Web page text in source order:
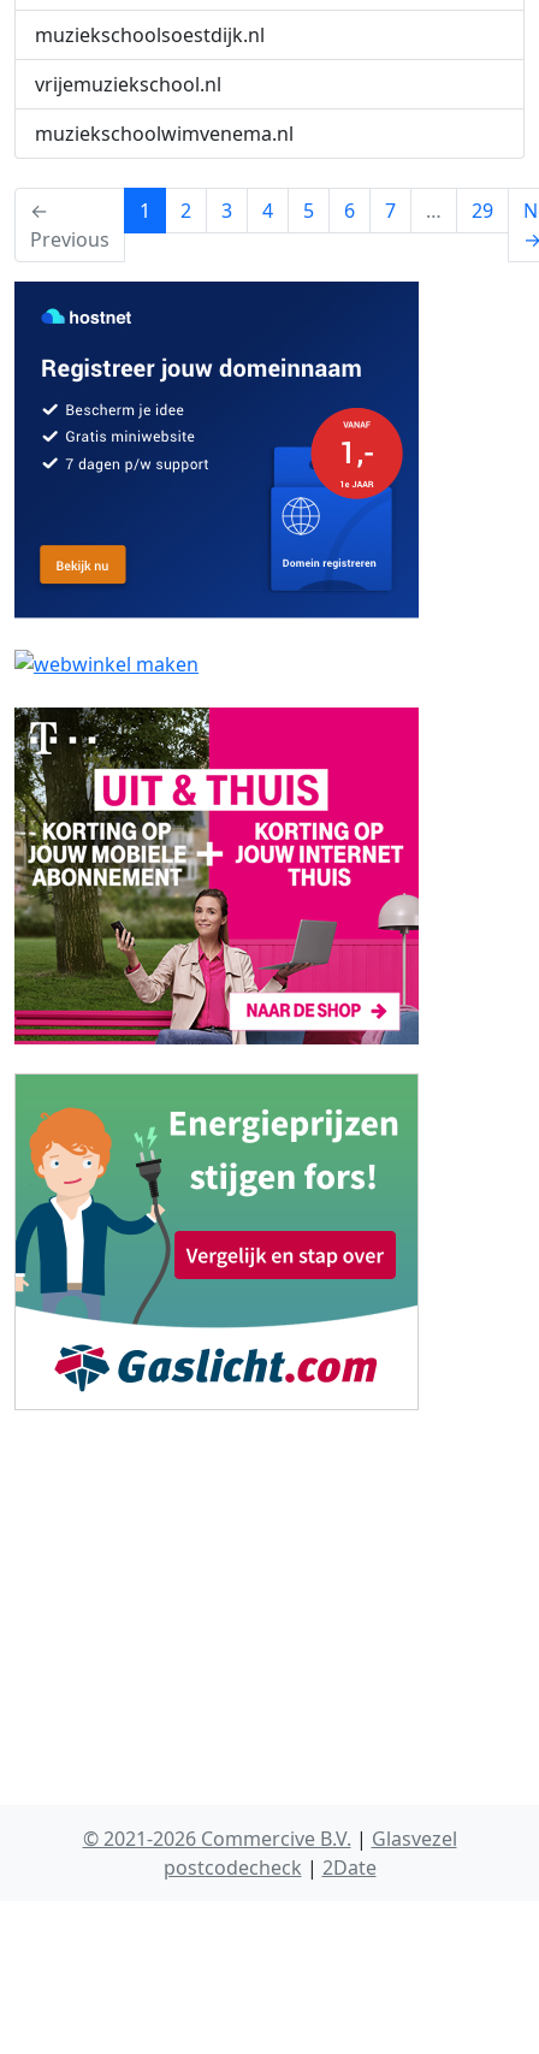
muziekschoolsoestdijk.nl
vrijemuziekschool.nl
muziekschoolwimvenema.nl
←
Previous
1 (current)
2 3 4 5 6 7 … 29
© 2021-2026 Commercive B.V. | Glasvezel
postcodecheck | 2Date